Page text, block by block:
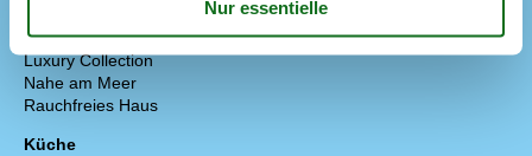
Konzepte
Luxury Collection
Nahe am Meer
Rauchfreies Haus
Küche